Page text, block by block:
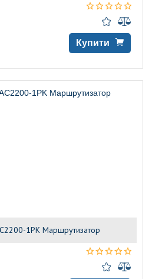
Купити
1PK Маршрутизатор